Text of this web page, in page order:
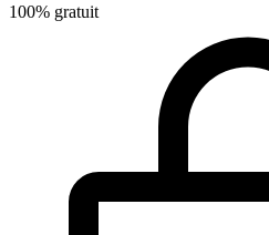
100% gratuit